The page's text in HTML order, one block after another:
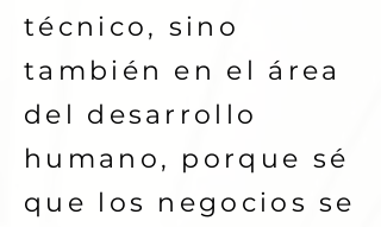
técnico, sino
también en el área
del desarrollo
humano, porque sé
que los negocios se